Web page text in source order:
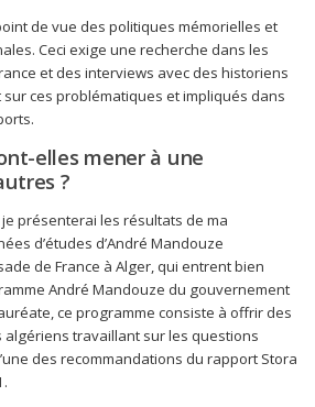
de vue des politiques mémorielles et
Ceci exige une recherche dans les
et des interviews avec des historiens
ces problématiques et impliqués dans
elles mener à une
?
présenterai les résultats de ma
d’études d’André Mandouze
de France à Alger, qui entrent bien
André Mandouze du gouvernement
ce programme consiste à offrir des
travaillant sur les questions
des recommandations du rapport Stora